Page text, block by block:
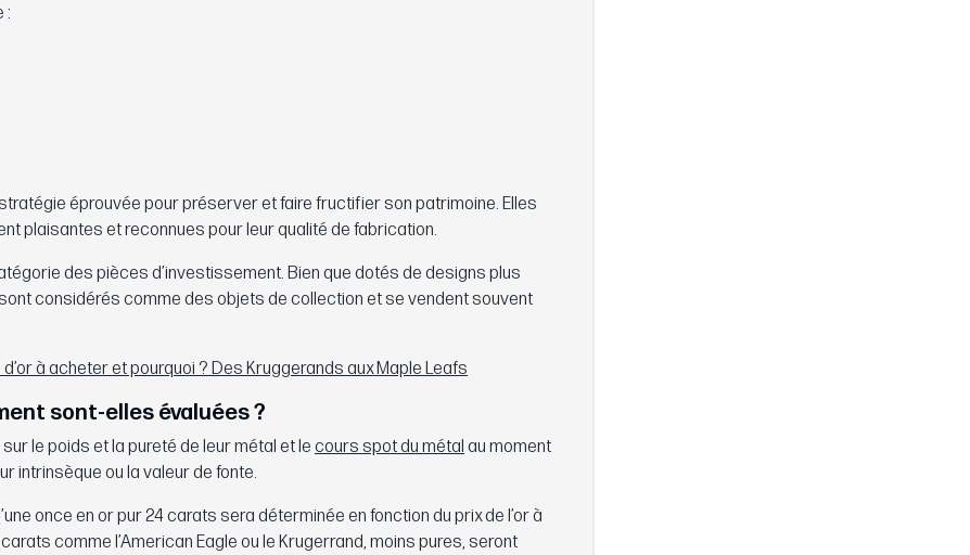
:
éprouvée pour préserver et faire fructifier son patrimoine. Elles
plaisantes et reconnues pour leur qualité de fabrication.
des pièces d’investissement. Bien que dotés de designs plus
considérés comme des objets de collection et se vendent souvent
à acheter et pourquoi ? Des Kruggerands aux Maple Leafs
sont-elles évaluées ?
le poids et la pureté de leur métal et le cours spot du métal au moment
intrinsèque ou la valeur de fonte.
once en or pur 24 carats sera déterminée en fonction du prix de l’or à
comme l’American Eagle ou le Krugerrand, moins pures, seront